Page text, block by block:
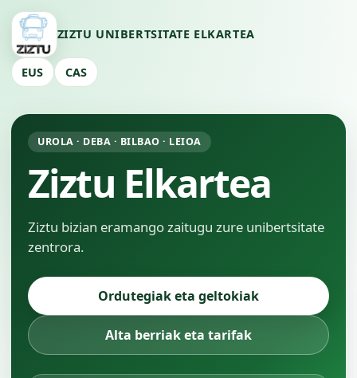
ZIZTU UNIBERTSITATE ELKARTEA
EUS CAS
UROLA · DEBA · BILBAO · LEIOA
Ziztu Elkartea
Ziztu bizian eramango zaitugu zure unibertsitate
zentrora.
Ordutegiak eta geltokiak
Alta berriak eta tarifak